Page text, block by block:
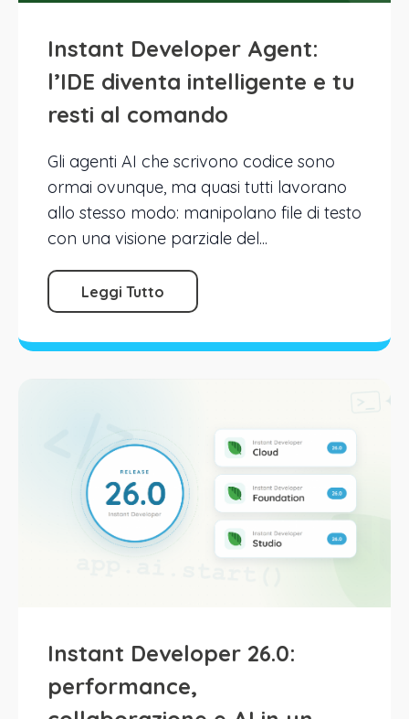
Instant Developer Agent:
l’IDE diventa intelligente e tu
resti al comando
Gli agenti AI che scrivono codice sono
ormai ovunque, ma quasi tutti lavorano
allo stesso modo: manipolano file di testo
con una visione parziale del...
Leggi Tutto
Instant Developer 26.0:
performance,